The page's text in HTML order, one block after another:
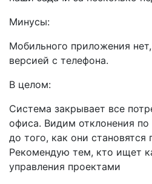
Минусы:
Мобильного приложения
версией с телефона.
В целом:
Система закрывает все
офиса. Видим отклонения
до того, как они становятся
Рекомендую тем, кто ищет
управления проектами